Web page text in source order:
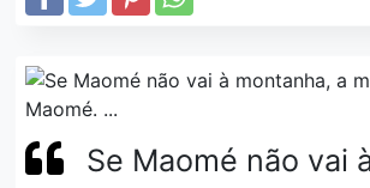
Se Maomé não vai